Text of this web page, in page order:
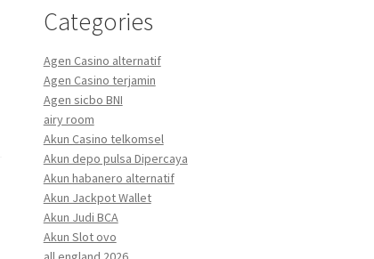
Categories
Agen Casino alternatif
Agen Casino terjamin
Agen sicbo BNI
airy room
Akun Casino telkomsel
Akun depo pulsa Dipercaya
Akun habanero alternatif
Akun Jackpot Wallet
Akun Judi BCA
Akun Slot ovo